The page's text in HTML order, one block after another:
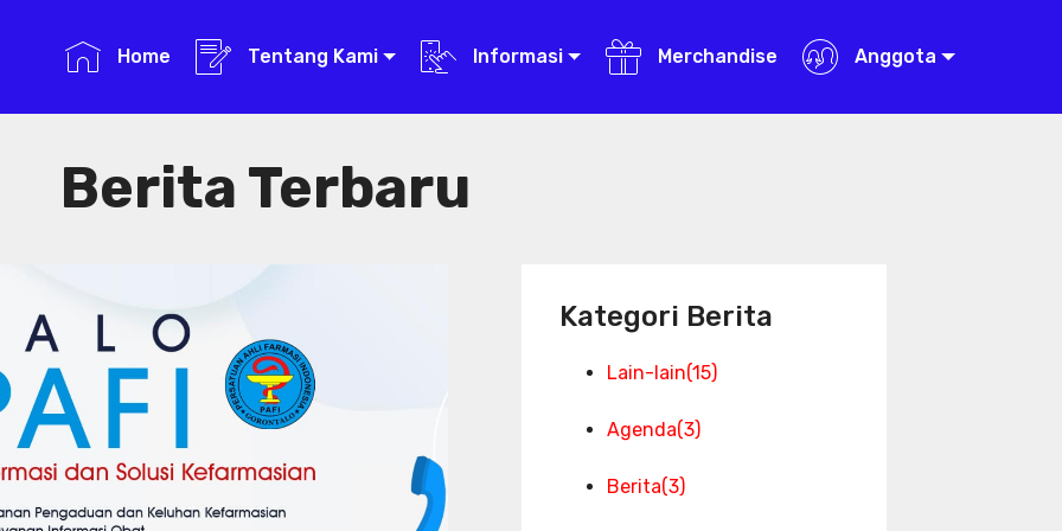
Home Tentang Kami Informasi Merchandise Anggota
Berita Terbaru
Kategori Berita
Lain-lain(15)
Agenda(3)
Berita(3)